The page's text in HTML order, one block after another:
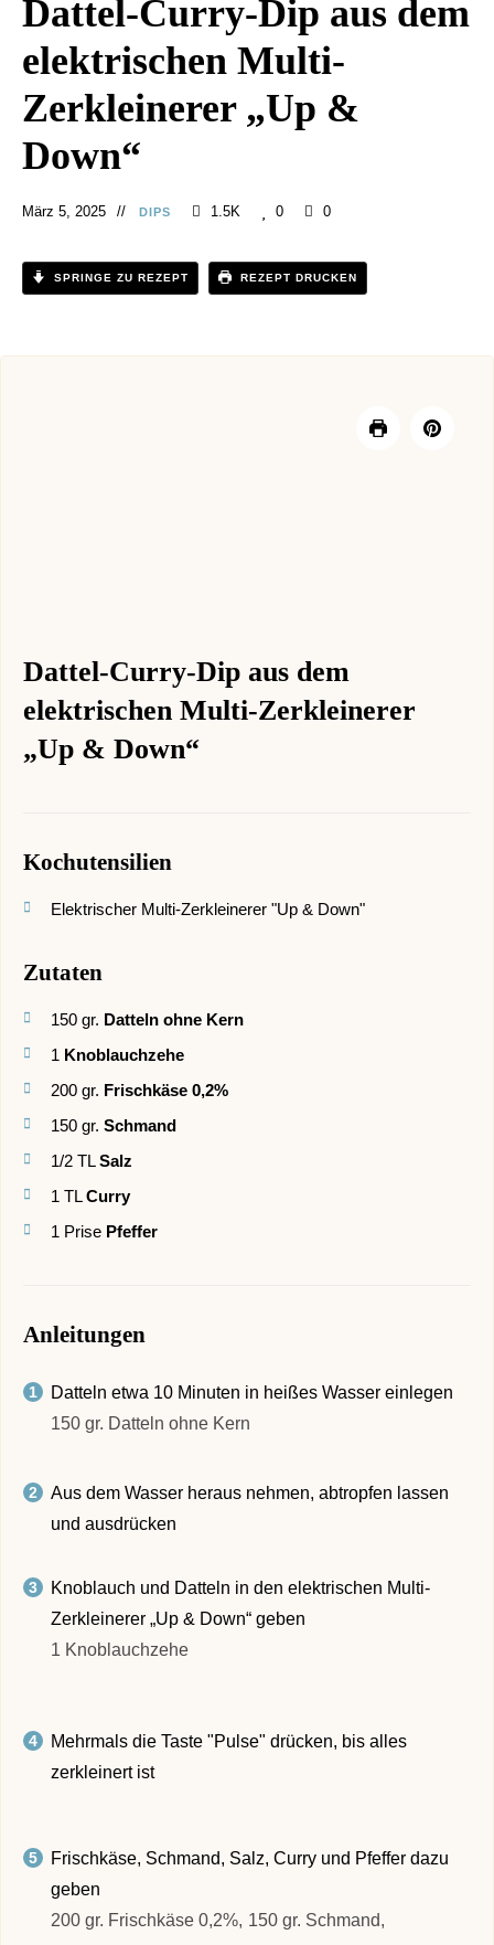
Dattel-Curry-Dip aus dem
elektrischen Multi-
Zerkleinerer „Up &
Down“
März 5, 2025 DIPS 1.5K 0 0
SPRINGE ZU REZEPT REZEPT DRUCKEN
Dattel-Curry-Dip aus dem
elektrischen Multi-Zerkleinerer
„Up & Down“
Kochutensilien
Elektrischer Multi-Zerkleinerer "Up & Down"
Zutaten
150 gr. Datteln ohne Kern
1 Knoblauchzehe
200 gr. Frischkäse 0,2%
150 gr. Schmand
1/2 TL Salz
1 TL Curry
1 Prise Pfeffer
Anleitungen
Datteln etwa 10 Minuten in heißes Wasser einlegen
150 gr. Datteln ohne Kern
Aus dem Wasser heraus nehmen, abtropfen lassen
und ausdrücken
Knoblauch und Datteln in den elektrischen Multi-
Zerkleinerer „Up & Down“ geben
1 Knoblauchzehe
Mehrmals die Taste "Pulse" drücken, bis alles
zerkleinert ist
Frischkäse, Schmand, Salz, Curry und Pfeffer dazu
geben
200 gr. Frischkäse 0,2%, 150 gr. Schmand,